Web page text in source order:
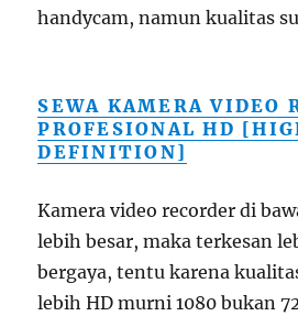
handycam, namun kualitas
SEWA KAMERA VIDEO
PROFESIONAL HD
DEFINITION]
Kamera video recorder di
lebih besar, maka terkesan
bergaya, tentu karena
lebih HD murni 1080 bukan